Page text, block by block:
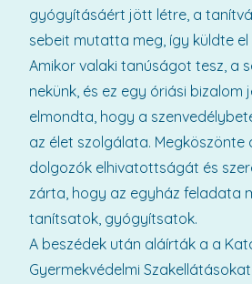
gyógyításáért jött létre, a
sebeit mutatta meg, így küldte
Amikor valaki tanúságot tesz, a
nekünk, és ez egy óriási bizalom
elmondta, hogy a
az élet szolgálata. Megköszönte
dolgozók elhivatottságát és
zárta, hogy az egyház feladata
tanítsatok, gyógyítsatok.
A beszédek után aláírták a a
Gyermekvédelmi